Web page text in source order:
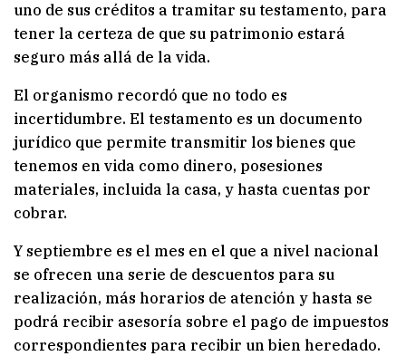
uno de sus créditos a tramitar su testamento, para
tener la certeza de que su patrimonio estará
seguro más allá de la vida.
El organismo recordó que no todo es
incertidumbre. El testamento es un documento
jurídico que permite transmitir los bienes que
tenemos en vida como dinero, posesiones
materiales, incluida la casa, y hasta cuentas por
cobrar.
Y septiembre es el mes en el que a nivel nacional
se ofrecen una serie de descuentos para su
realización, más horarios de atención y hasta se
podrá recibir asesoría sobre el pago de impuestos
correspondientes para recibir un bien heredado.